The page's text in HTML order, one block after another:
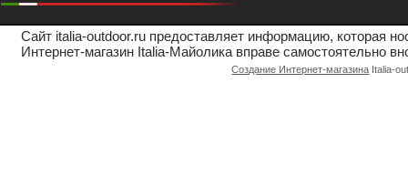
Сайт italia-outdoor.ru предоставляет информацию, которая
Интернет-магазин Italia-Майолика вправе самостоятельно
Создание Интернет-магазина Italia-